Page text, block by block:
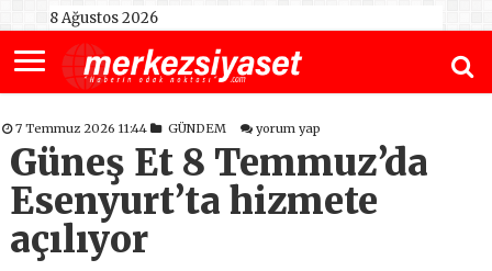
8 Ağustos 2026
7 Temmuz 2026 11:44 GÜNDEM yorum yap
Güneş Et 8 Temmuz’da
Esenyurt’ta hizmete
açılıyor